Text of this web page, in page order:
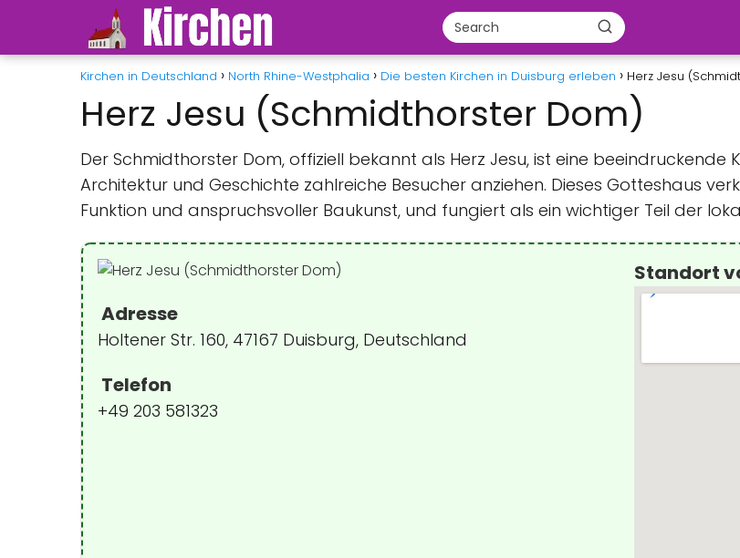
Kirchen in Deutschland North Rhine-Westphalia Die besten Kirchen in Duisburg erleben Herz Jesu
Herz Jesu (Schmidthorster Dom)
Der Schmidthorster Dom, offiziell bekannt als Herz Jesu, ist eine
Architektur und Geschichte zahlreiche Besucher anziehen. Dieses Gotteshaus
Funktion und anspruchsvoller Baukunst, und fungiert als ein wichtiger Teil der
Adresse
Holtener Str. 160, 47167 Duisburg, Deutschland
Telefon
+49 203 581323
Standort